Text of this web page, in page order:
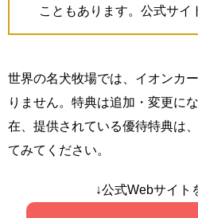
こともあります。公式サイ
世界の名犬牧場では、イオンカ
りません。特典は追加・変更に
在、提供されている優待特典は
てみてください。
↓公式Webサイト